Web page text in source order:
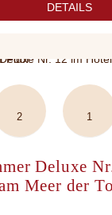
DETAILS
2 1
Deluxe
Meer der